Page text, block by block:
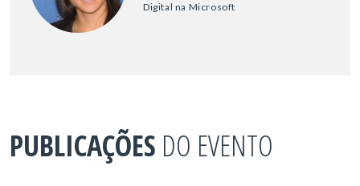
Digital na Microsoft
PUBLICAÇÕES DO EVENTO